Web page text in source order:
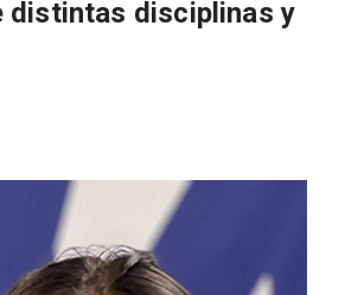
distintas disciplinas y